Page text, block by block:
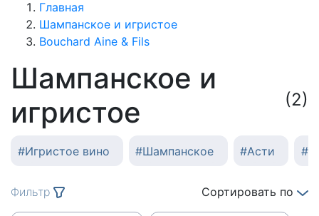
Главная
Шампанское и игристое
Bouchard Aine & Fils
Шампанское и
игристое
(2)
#Игристое вино #Шампанское #Асти #
Фильтр Сортировать по